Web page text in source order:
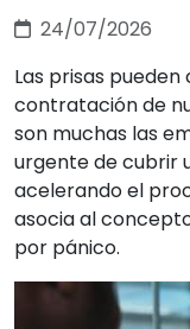
24/07/2026
Las prisas
contratación de
son muchas las
urgente de cubrir
acelerando el
asocia al
por pánico.